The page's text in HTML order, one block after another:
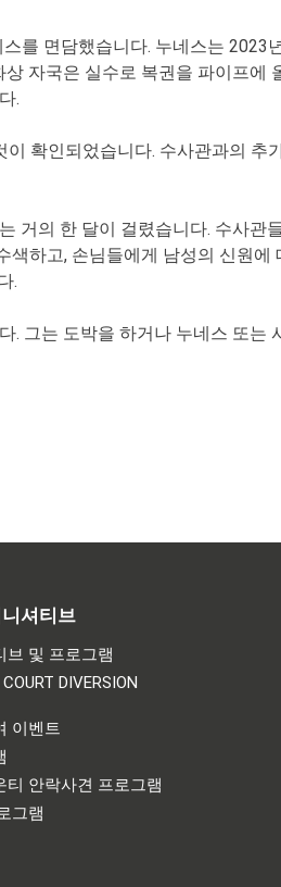
를 면담했습니다. 누네스는 2023
자국은 실수로 복권을 파이프에
.
확인되었습니다. 수사관과의 추
거의 한 달이 걸렸습니다. 수사관
하고, 손님들에게 남성의 신원에
.
그는 도박을 하거나 누네스 또는
셔티브
브 및 프로그램
DIVERSION
이벤트
티 안락사견 프로그램
그램